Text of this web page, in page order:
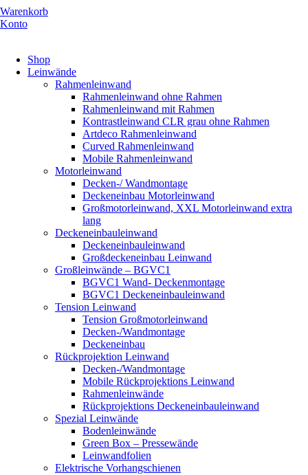
Warenkorb
Konto
Shop
Leinwände
Rahmenleinwand
Rahmenleinwand ohne Rahmen
Rahmenleinwand mit Rahmen
Kontrastleinwand CLR grau ohne Rahmen
Artdeco Rahmenleinwand
Curved Rahmenleinwand
Mobile Rahmenleinwand
Motorleinwand
Decken-/ Wandmontage
Deckeneinbau Motorleinwand
Großmotorleinwand, XXL Motorleinwand extra
lang
Deckeneinbauleinwand
Deckeneinbauleinwand
Großdeckeneinbau Leinwand
Großleinwände – BGVC1
BGVC1 Wand- Deckenmontage
BGVC1 Deckeneinbauleinwand
Tension Leinwand
Tension Großmotorleinwand
Decken-/Wandmontage
Deckeneinbau
Rückprojektion Leinwand
Decken-/Wandmontage
Mobile Rückprojektions Leinwand
Rahmenleinwände
Rückprojektions Deckeneinbauleinwand
Spezial Leinwände
Bodenleinwände
Green Box – Pressewände
Leinwandfolien
Elektrische Vorhangschienen